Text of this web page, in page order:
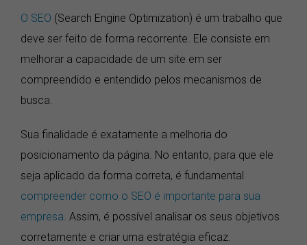
O SEO (Search Engine Optimization) é um trabalho que
deve ser feito de forma recorrente. Ele consiste em
melhorar a capacidade de um site em ser
compreendido e entendido pelos mecanismos de
busca.
Sua finalidade é exatamente a melhoria do
posicionamento da página. No entanto, para que ele
seja aplicado da forma correta, é fundamental
compreender como o SEO é importante para sua
empresa. Assim, é possível analisar os seus objetivos
corretamente e criar uma estratégia eficaz.